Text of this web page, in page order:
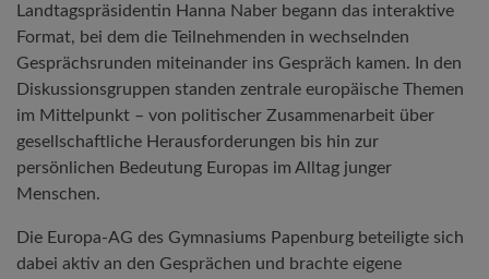
Landtagspräsidentin Hanna Naber begann das interaktive
Format, bei dem die Teilnehmenden in wechselnden
Gesprächsrunden miteinander ins Gespräch kamen. In den
Diskussionsgruppen standen zentrale europäische Themen
im Mittelpunkt – von politischer Zusammenarbeit über
gesellschaftliche Herausforderungen bis hin zur
persönlichen Bedeutung Europas im Alltag junger
Menschen.
Die Europa-AG des Gymnasiums Papenburg beteiligte sich
dabei aktiv an den Gesprächen und brachte eigene